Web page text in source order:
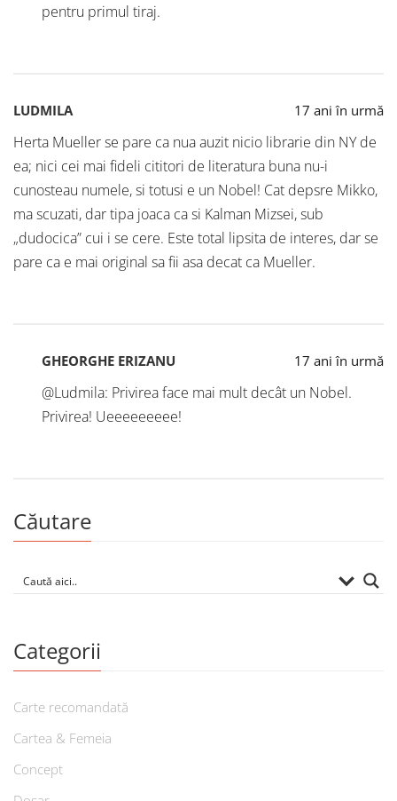
pentru primul tiraj.
LUDMILA 17 ani în urmă
Herta Mueller se pare ca nua auzit nicio librarie din NY de
ea; nici cei mai fideli cititori de literatura buna nu-i
cunosteau numele, si totusi e un Nobel! Cat depsre Mikko,
ma scuzati, dar tipa joaca ca si Kalman Mizsei, sub
„dudocica” cui i se cere. Este total lipsita de interes, dar se
pare ca e mai original sa fii asa decat ca Mueller.
GHEORGHE ERIZANU 17 ani în urmă
@Ludmila: Privirea face mai mult decât un Nobel.
Privirea! Ueeeeeeeee!
Căutare
Categorii
Carte recomandată
Cartea & Femeia
Concept